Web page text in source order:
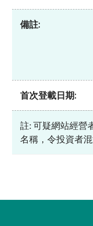
加入本會
備註:
首次登載日期:
註: 可疑網站經營
名稱，令投資者混